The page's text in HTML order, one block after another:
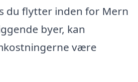
du flytter inden for Mern
byer, kan
være